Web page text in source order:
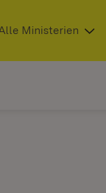
neuem Fenster)
Ministerien